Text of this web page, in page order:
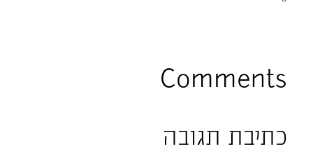
Comments
כתיבת תגובה